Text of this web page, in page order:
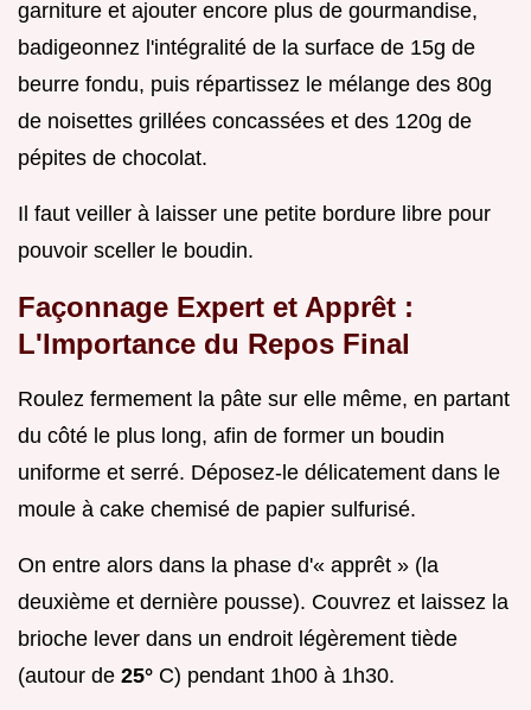
garniture et ajouter encore plus de gourmandise,
badigeonnez l'intégralité de la surface de 15g de
beurre fondu, puis répartissez le mélange des 80g
de noisettes grillées concassées et des 120g de
pépites de chocolat.
Il faut veiller à laisser une petite bordure libre pour
pouvoir sceller le boudin.
Façonnage Expert et Apprêt :
L'Importance du Repos Final
Roulez fermement la pâte sur elle même, en partant
du côté le plus long, afin de former un boudin
uniforme et serré. Déposez-le délicatement dans le
moule à cake chemisé de papier sulfurisé.
On entre alors dans la phase d'« apprêt » (la
deuxième et dernière pousse). Couvrez et laissez la
brioche lever dans un endroit légèrement tiède
(autour de 25° C) pendant 1h00 à 1h30.